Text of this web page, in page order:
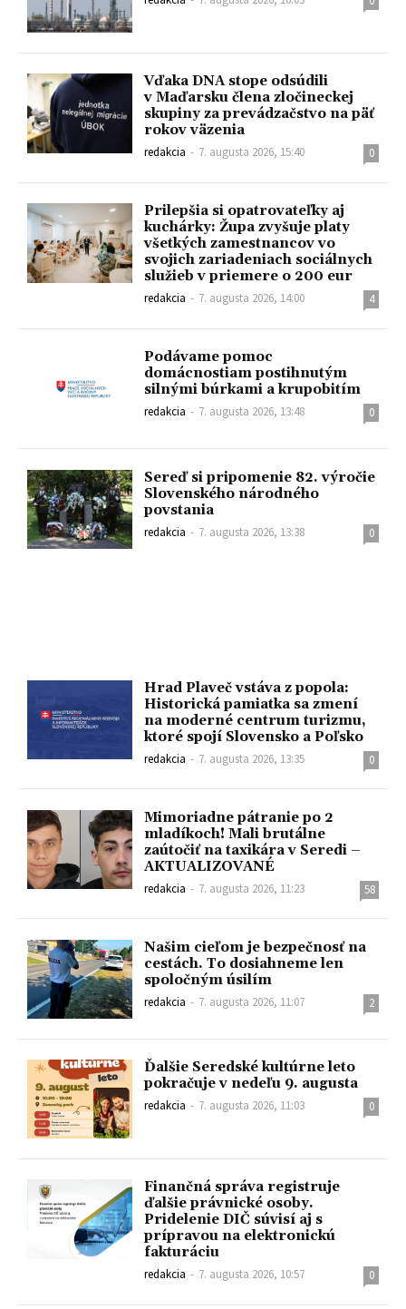
Vďaka DNA stope odsúdili
v Maďarsku člena zločineckej
skupiny za prevádzačstvo na päť
rokov väzenia
redakcia - 7. augusta 2026, 15:40 0
Prilepšia si opatrovateľky aj
kuchárky: Župa zvyšuje platy
všetkých zamestnancov vo
svojich zariadeniach sociálnych
služieb v priemere o 200 eur
redakcia - 7. augusta 2026, 14:00 4
Podávame pomoc
domácnostiam postihnutým
silnými búrkami a krupobitím
redakcia - 7. augusta 2026, 13:48 0
Sereď si pripomenie 82. výročie
Slovenského národného
povstania
redakcia - 7. augusta 2026, 13:38 0
Hrad Plaveč vstáva z popola:
Historická pamiatka sa zmení
na moderné centrum turizmu,
ktoré spojí Slovensko a Poľsko
redakcia - 7. augusta 2026, 13:35 0
Mimoriadne pátranie po 2
mladíkoch! Mali brutálne
zaútočiť na taxikára v Seredi –
AKTUALIZOVANÉ
redakcia - 7. augusta 2026, 11:23 58
Našim cieľom je bezpečnosť na
cestách. To dosiahneme len
spoločným úsilím
redakcia - 7. augusta 2026, 11:07 2
Ďalšie Seredské kultúrne leto
pokračuje v nedeľu 9. augusta
redakcia - 7. augusta 2026, 11:03 0
Finančná správa registruje
ďalšie právnické osoby.
Pridelenie DIČ súvisí aj s
prípravou na elektronickú
fakturáciu
redakcia - 7. augusta 2026, 10:57 0